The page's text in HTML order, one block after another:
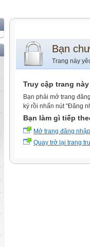
Bạn
Trang này
Truy cập trang
Bạn phải mở trang
ký rồi nhấn nút "Đăng
Bạn làm gì tiếp
Mở trang đăng nhập
Quay trở lại trang